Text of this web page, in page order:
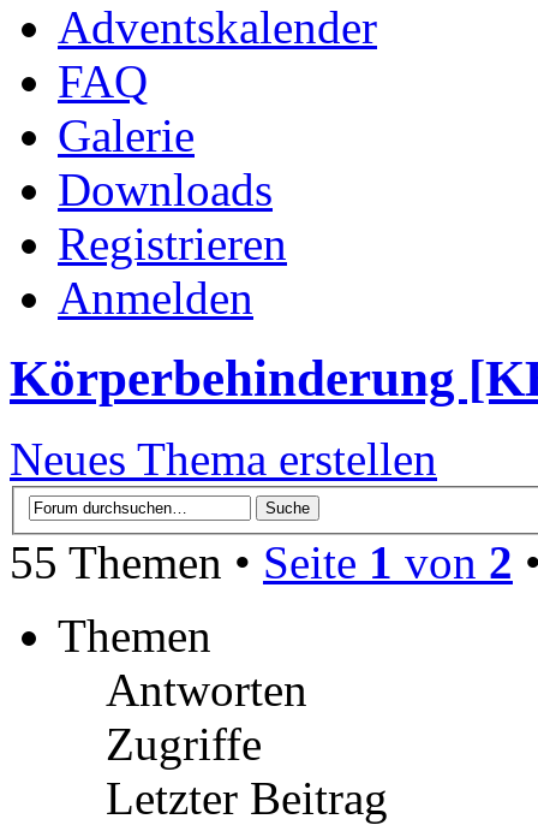
Adventskalender
FAQ
Galerie
Downloads
Registrieren
Anmelden
Körperbehinderung
Neues Thema erstellen
55 Themen • Seite 1 von 2
Themen
Antworten
Zugriffe
Letzter Beitrag